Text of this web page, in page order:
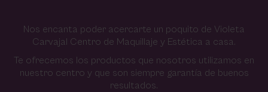
Nos encanta poder acercarte un poquito de Violeta
Carvajal Centro de Maquillaje y Estética a casa.
Te ofrecemos los productos que nosotros utilizamos en
nuestro centro y que son siempre garantía de buenos
resultados.